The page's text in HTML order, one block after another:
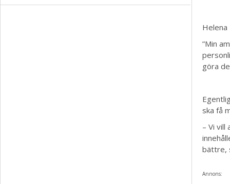
”Min
göra
ska få
– Vi vill
bättre,
Annons: